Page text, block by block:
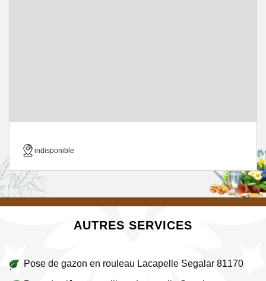
indisponible
AUTRES SERVICES
Pose de gazon en rouleau Lacapelle Segalar 81170